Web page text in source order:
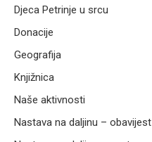
Djeca Petrinje u srcu
Donacije
Geografija
Knjižnica
Naše aktivnosti
Nastava na daljinu – obavijest